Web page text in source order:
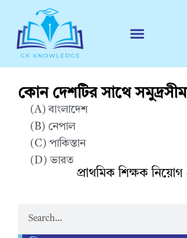
কোন দেশটির সাথে
(A) বাংলাদেশ
(B) নেপাল
(C) পাকিস্তান
(D) ভারত
প্রাথমিক শিক্ষক